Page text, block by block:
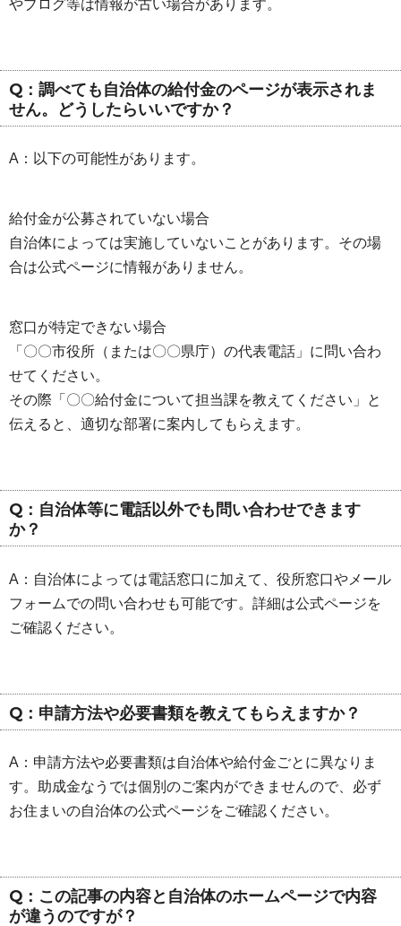
やブログ等は情報が古い場合があります。
Q：調べても自治体の給付金のページが表示されま
せん。どうしたらいいですか？
A：以下の可能性があります。
給付金が公募されていない場合
自治体によっては実施していないことがあります。その場
合は公式ページに情報がありません。
窓口が特定できない場合
「〇〇市役所（または〇〇県庁）の代表電話」に問い合わ
せてください。
その際「〇〇給付金について担当課を教えてください」と
伝えると、適切な部署に案内してもらえます。
Q：自治体等に電話以外でも問い合わせできます
か？
A：自治体によっては電話窓口に加えて、役所窓口やメール
フォームでの問い合わせも可能です。詳細は公式ページを
ご確認ください。
Q：申請方法や必要書類を教えてもらえますか？
A：申請方法や必要書類は自治体や給付金ごとに異なりま
す。助成金なうでは個別のご案内ができませんので、必ず
お住まいの自治体の公式ページをご確認ください。
Q：この記事の内容と自治体のホームページで内容
が違うのですが？